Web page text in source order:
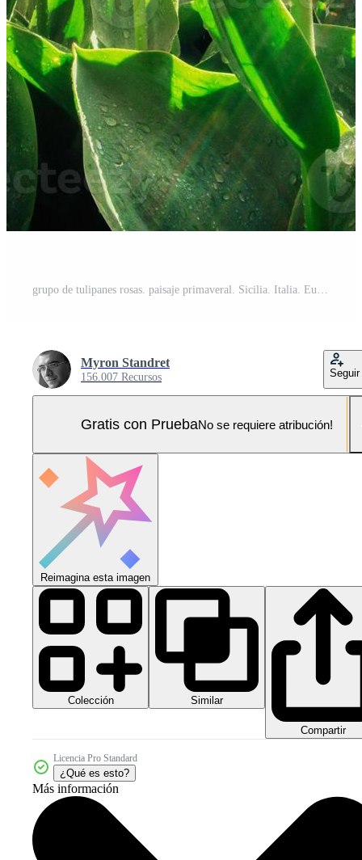
grupo de tulipanes rosas. paisaje primaveral. Sicilia. Italia. Europa Foto Pro
Myron Standret
156.007 Recursos Seguir
Gratis con PruebaNo se requiere atribución!
Reimagina esta imagen
Colección Similar
Compartir
Licencia Pro Standard
¿Qué es esto?
Más información